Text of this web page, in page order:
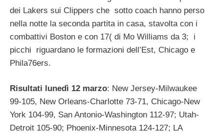
dei Lakers sui Clippers che sotto coach hanno perso
nella notte la seconda partita in casa, stavolta con i
combattivi Boston e con 17( di Mo Williams da 3; i
picchi riguardano le formazioni dell’Est, Chicago e
Phila76ers.
Risultati lunedì 12 marzo: New Jersey-Milwaukee
99-105, New Orleans-Charlotte 73-71, Chicago-New
York 104-99, San Antonio-Washington 112-97; Utah-
Detroit 105-90; Phoenix-Minnesota 124-127; LA